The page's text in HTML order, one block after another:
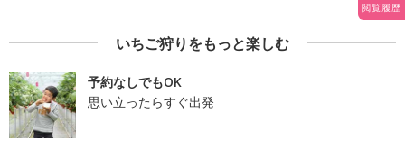
いちご狩りをもっと楽しむ
予約なしでもOK
思い立ったらすぐ出発
閲覧履歴